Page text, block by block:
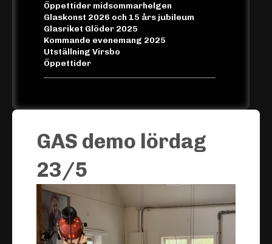
Öppettider midsommarhelgen
Glaskonst 2026 och 15 års jubileum
Glasriket Glöder 2025
Kommande evenemang 2025
Utställning Virsbo
Öppettider
GAS demo lördag
23/5